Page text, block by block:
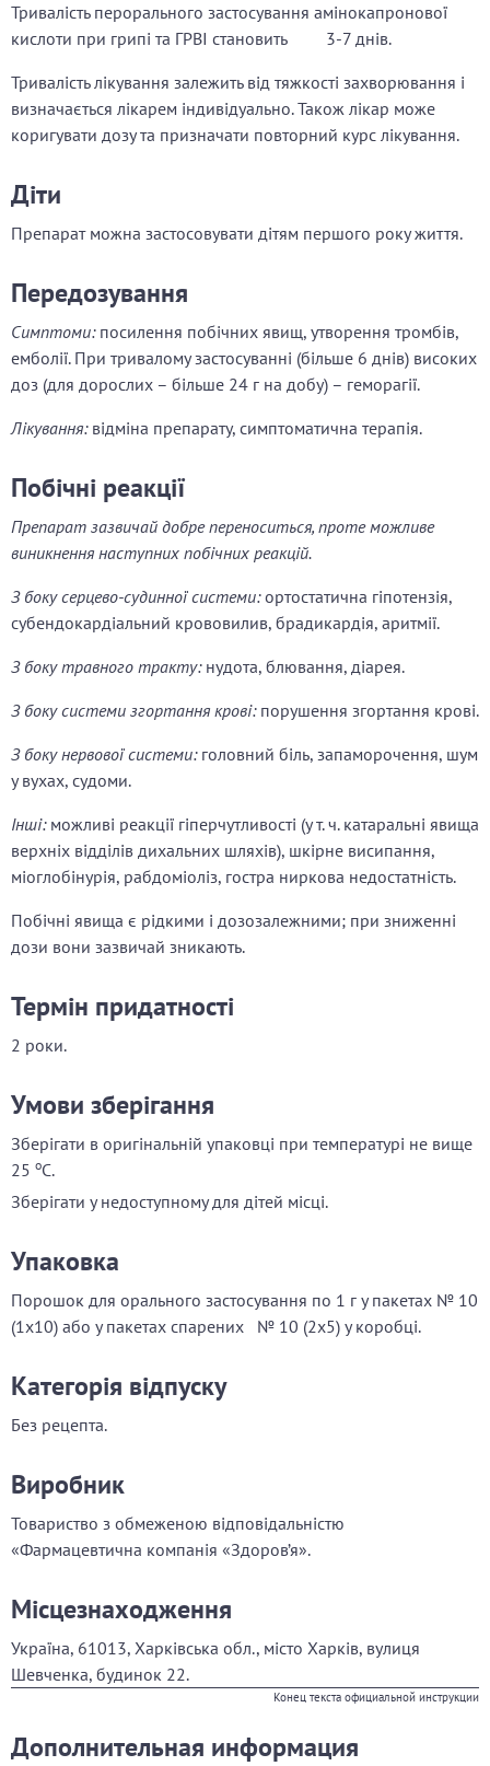
Тривалість перорального застосування амінокапронової
кислоти при грипі та ГРВІ становить 3-7 днів.
Тривалість лікування залежить від тяжкості захворювання і
визначається лікарем індивідуально. Також лікар може
коригувати дозу та призначати повторний курс лікування.
Діти
Препарат можна застосовувати дітям першого року життя.
Передозування
Симптоми: посилення побічних явищ, утворення тромбів,
емболії. При тривалому застосуванні (більше 6 днів) високих
доз (для дорослих – більше 24 г на добу) – геморагії.
Лікування:відміна препарату, симптоматична терапія.
Побічні реакції
Препарат зазвичай добре переноситься, проте можливе
виникнення наступних побічних реакцій.
З боку серцево-судинної системи:ортостатична гіпотензія,
субендокардіальний крововилив, брадикардія, аритмії.
З боку травного тракту: нудота, блювання, діарея.
З боку системи згортання крові:порушення згортання крові.
З боку нервової системи: головний біль, запаморочення, шум
у вухах, судоми.
Інші:можливі реакції гіперчутливості (у т. ч. катаральні явища
верхніх відділів дихальних шляхів), шкірне висипання,
міоглобінурія, рабдоміоліз, гостра ниркова недостатність.
Побічні явища є рідкими і дозозалежними; при зниженні
дози вони зазвичай зникають.
Термін придатності
2 роки.
Умови зберігання
Зберігати в оригінальній упаковці при температурі не вище
25 oС.
Зберігати у недоступному для дітей місці.
Упаковка
Порошок для орального застосування по 1 г у пакетах № 10
(1х10) або у пакетах спарених № 10 (2х5) у коробці.
Категорія відпуску
Без рецепта.
Виробник
Товариство з обмеженою відповідальністю
«Фармацевтична компанія «Здоров’я».
Місцезнаходження
Україна, 61013, Харківська обл., місто Харків, вулиця
Шевченка, будинок 22.
Конец текста официальной инструкции
Дополнительная информация